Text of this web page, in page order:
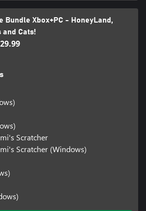
Bundle Xbox+PC - HoneyLand,
and Cats!
Scratcher
Scratcher (Windows)